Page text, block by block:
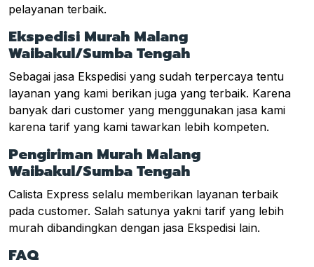
pelayanan terbaik.
Ekspedisi Murah Malang
Waibakul/Sumba Tengah
Sebagai jasa Ekspedisi yang sudah terpercaya tentu
layanan yang kami berikan juga yang terbaik. Karena
banyak dari customer yang menggunakan jasa kami
karena tarif yang kami tawarkan lebih kompeten.
Pengiriman Murah Malang
Waibakul/Sumba Tengah
Calista Express selalu memberikan layanan terbaik
pada customer. Salah satunya yakni tarif yang lebih
murah dibandingkan dengan jasa Ekspedisi lain.
FAQ